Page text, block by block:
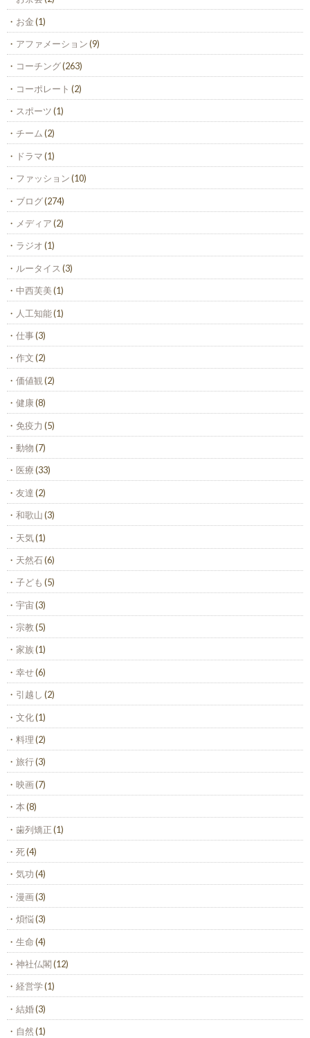
お金(1)
アファメーション(9)
コーチング(263)
コーポレート (2)
スポーツ(1)
チーム(2)
ドラマ(1)
ファッション(10)
ブログ(274)
メディア(2)
ラジオ(1)
ルータイス (3)
中西芙美(1)
人工知能(1)
仕事(3)
作文(2)
価値観 (2)
健康(8)
免疫力 (5)
動物(7)
医療(33)
友達(2)
和歌山(3)
天気(1)
天然石(6)
子ども (5)
宇宙(3)
宗教(5)
家族(1)
幸せ(6)
引越し (2)
文化(1)
料理(2)
旅行(3)
映画(7)
本(8)
歯列矯正(1)
死(4)
気功(4)
漫画(3)
煩悩(3)
生命(4)
神社仏閣(12)
経営学(1)
結婚(3)
自然(1)